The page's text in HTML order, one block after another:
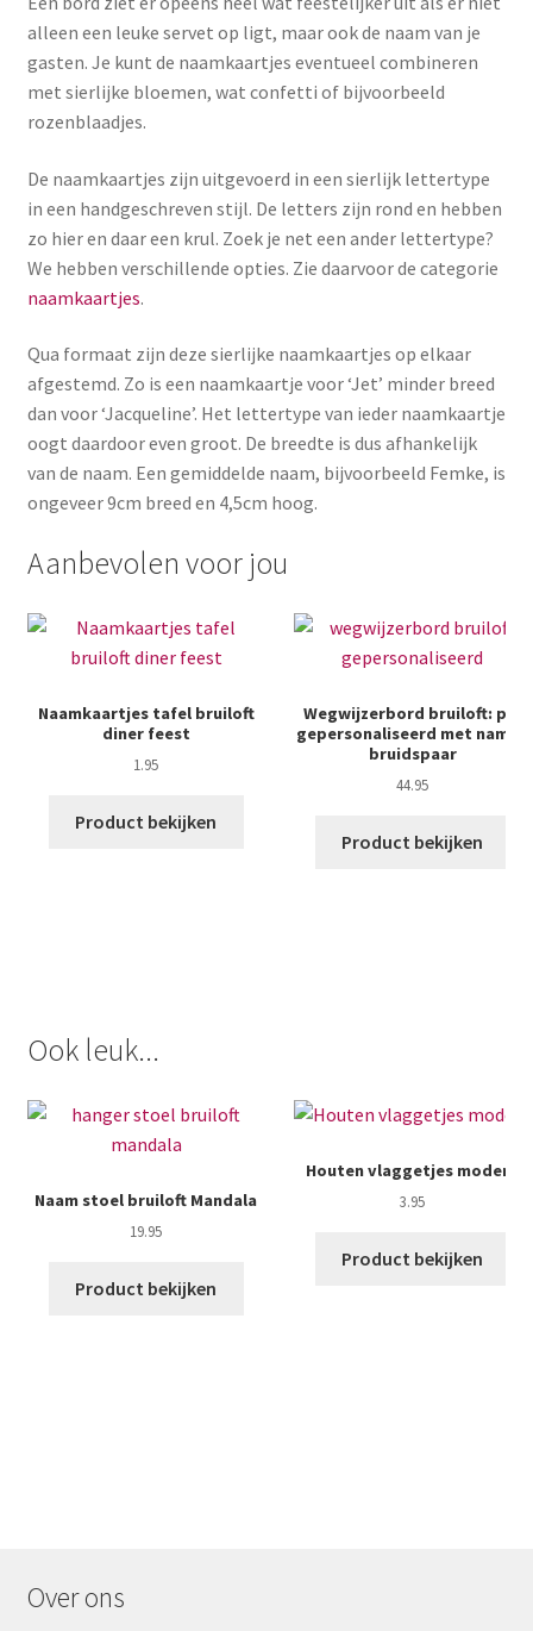
alleen een leuke servet op ligt, maar ook de naam van je
gasten. Je kunt de naamkaartjes eventueel combineren
met sierlijke bloemen, wat confetti of bijvoorbeeld
rozenblaadjes.
De naamkaartjes zijn uitgevoerd in een sierlijk lettertype
in een handgeschreven stijl. De letters zijn rond en hebben
zo hier en daar een krul. Zoek je net een ander lettertype?
We hebben verschillende opties. Zie daarvoor de categorie
naamkaartjes.
Qua formaat zijn deze sierlijke naamkaartjes op elkaar
afgestemd. Zo is een naamkaartje voor ‘Jet’ minder breed
dan voor ‘Jacqueline’. Het lettertype van ieder naamkaartje
oogt daardoor even groot. De breedte is dus afhankelijk
van de naam. Een gemiddelde naam, bijvoorbeeld Femke, is
ongeveer 9cm breed en 4,5cm hoog.
Aanbevolen voor jou
Naamkaartjes tafel bruiloft
diner feest
1.95
Product bekijken
Wegwijzerbord bruiloft: pijl
gepersonaliseerd met namen
bruidspaar
44.95
Product bekijken
Ook leuk...
Naam stoel bruiloft Mandala
19.95
Product bekijken
Houten vlaggetjes modern
3.95
Product bekijken
Over ons